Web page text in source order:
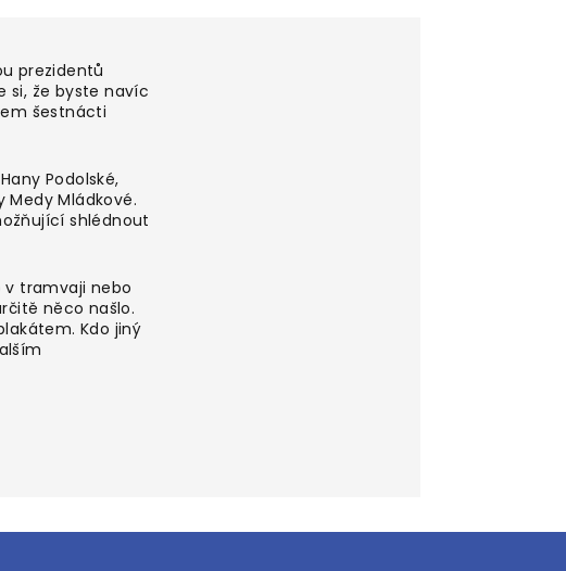
prezidentů
si, že byste navíc
šestnácti
Podolské,
Mládkové.
shlédnout
v tramvaji nebo
něco našlo.
Kdo jiný